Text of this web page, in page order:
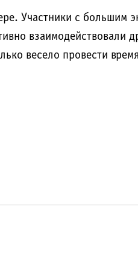
Участники с большим
взаимодействовали
весело провести